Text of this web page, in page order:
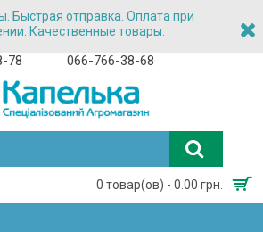
Быстрая отправка. Оплата при
Качественные товары.
78 066-766-38-68
0 товар(ов) - 0.00 грн.